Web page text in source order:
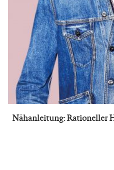
Nähanleitung: Rationeller